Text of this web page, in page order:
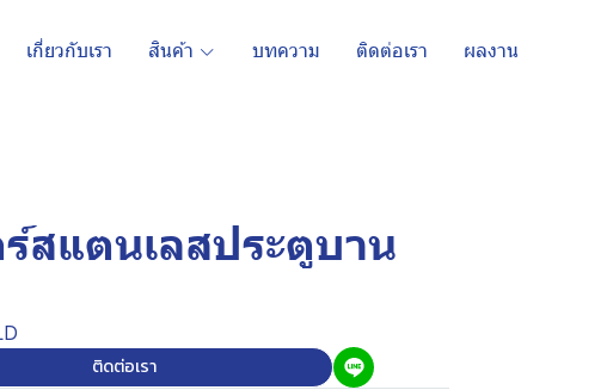
เกี่ยวกับเรา สินค้า บทความ ติดต่อเรา ผลงาน
ร์สแตนเลสประตูบาน
ติดต่อเรา